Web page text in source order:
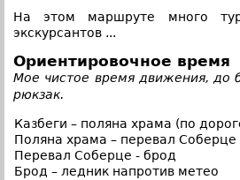
На этом маршруте много
экскурсантов ...
Ориентировочное время
Мое чистое время движения, до
рюкзак.
Казбеги – поляна храма (по
Поляна храма – перевал Соберце
Перевал Соберце - брод
Брод – ледник напротив метео